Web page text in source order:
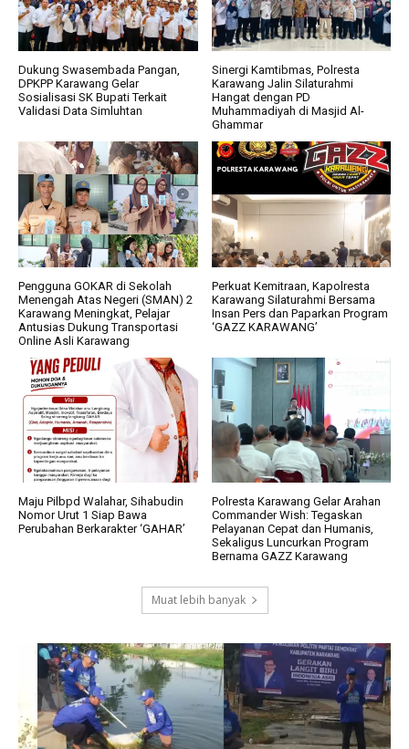
Dukung Swasembada Pangan,
DPKPP Karawang Gelar
Sosialisasi SK Bupati Terkait
Validasi Data Simluhtan
Sinergi Kamtibmas, Polresta
Karawang Jalin Silaturahmi
Hangat dengan PD
Muhammadiyah di Masjid Al-
Ghammar
Pengguna GOKAR di Sekolah
Menengah Atas Negeri (SMAN) 2
Karawang Meningkat, Pelajar
Antusias Dukung Transportasi
Online Asli Karawang
Perkuat Kemitraan, Kapolresta
Karawang Silaturahmi Bersama
Insan Pers dan Paparkan Program
‘GAZZ KARAWANG’
Maju Pilbpd Walahar, Sihabudin
Nomor Urut 1 Siap Bawa
Perubahan Berkarakter ‘GAHAR’
Polresta Karawang Gelar Arahan
Commander Wish: Tegaskan
Pelayanan Cepat dan Humanis,
Sekaligus Luncurkan Program
Bernama GAZZ Karawang
Muat lebih banyak